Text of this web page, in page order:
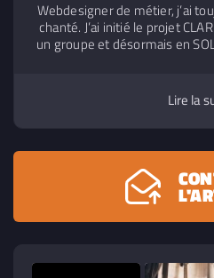
Webdesigner de métier, j’ai
chanté. J’ai initié le projet
un groupe et désormais en
go ! Une seule envie, un
Lire la